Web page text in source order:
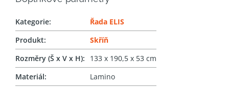
Kategorie:
Řada ELIS
Produkt:
Skříň
Rozměry (Š x V x H):
133 x 190,5 x 53 cm
Materiál:
Lamino